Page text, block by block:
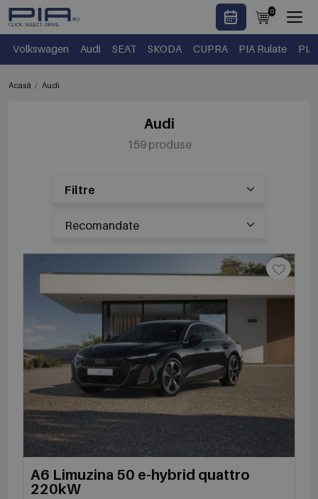
0
Volkswagen Audi SEAT SKODA CUPRA PIA Rulate PIA
Acasă Audi
Audi
159 produse
Filtre
A6 Limuzina 50 e-hybrid quattro
220kW